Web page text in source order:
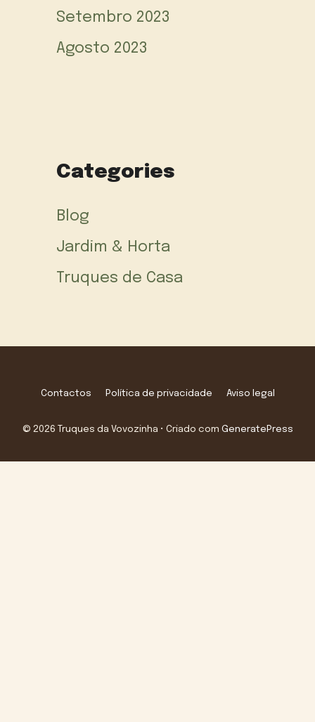
Setembro 2023
Agosto 2023
Categories
Blog
Jardim & Horta
Truques de Casa
Contactos Política de privacidade Aviso legal
© 2026 Truques da Vovozinha • Criado com GeneratePress